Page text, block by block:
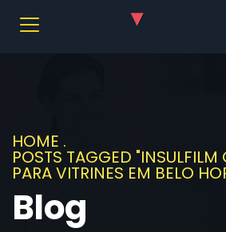
HOME .
POSTS TAGGED
PARA VITRINES EM BELO
Blog